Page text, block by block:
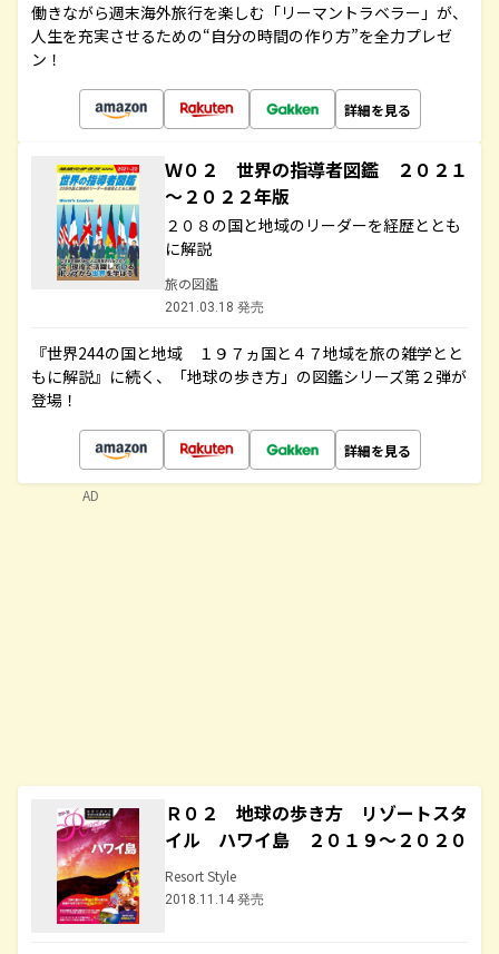
働きながら週末海外旅行を楽しむ「リーマントラベラー」が、
人生を充実させるための“自分の時間の作り方”を全力プレゼ
ン！
詳細を見る
Ｗ０２ 世界の指導者図鑑 ２０２１
～２０２２年版
２０８の国と地域のリーダーを経歴ととも
に解説
旅の図鑑
2021.03.18 発売
『世界244の国と地域 １９７ヵ国と４７地域を旅の雑学とと
もに解説』に続く、「地球の歩き方」の図鑑シリーズ第２弾が
登場！
詳細を見る
Ｒ０２ 地球の歩き方 リゾートスタ
イル ハワイ島 ２０１９～２０２０
Resort Style
2018.11.14 発売
AD